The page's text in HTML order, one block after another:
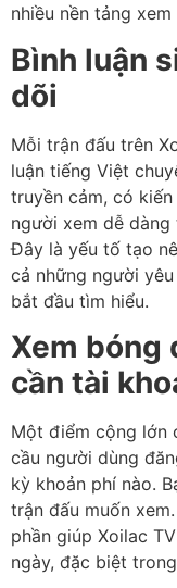
nhiều nền tảng
Bình luận
dõi
Mỗi trận đấu trên
luận tiếng Việt
truyền cảm, có
người xem dễ
Đây là yếu tố tạo
cả những người
bắt đầu tìm hiểu.
Xem bóng
cần tài
Một điểm cộng lớn
cầu người dùng
kỳ khoản phí nào.
trận đấu muốn
phần giúp Xoilac
ngày, đặc biệt